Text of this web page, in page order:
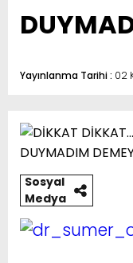
Yayınlanma Tarihi : 02
Sosyal
Medya